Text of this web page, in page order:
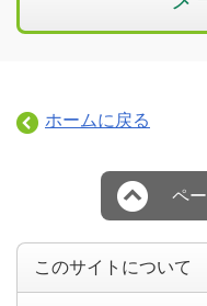
ホームに戻る
ペ
このサイトについて